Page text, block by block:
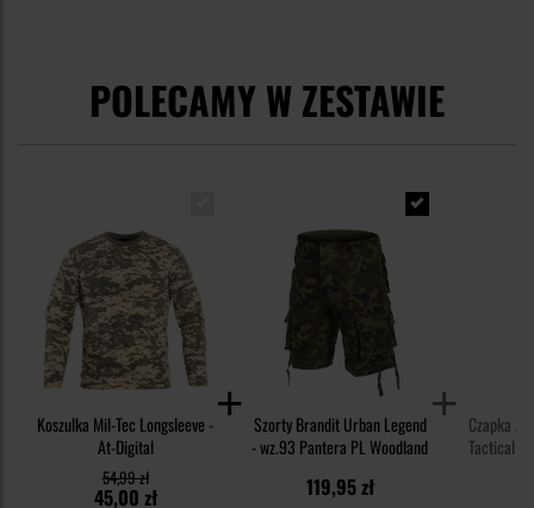
POLECAMY W ZESTAWIE
Koszulka Mil-Tec Longsleeve -
At-Digital
45,00 zł
54,99 zł
Szorty Brandit Urban Legend
- wz.93 Pantera PL Woodland
119,95 zł
Czapka z
Tactical